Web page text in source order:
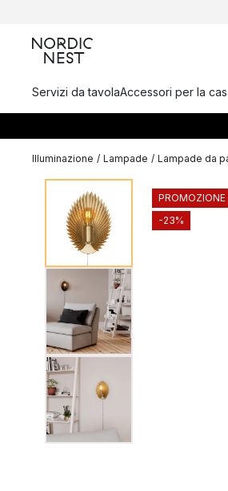
Servizi da tavolaAccessori per la
Illuminazione / Lampade / Lampade da
PROMOZIONE
-23%